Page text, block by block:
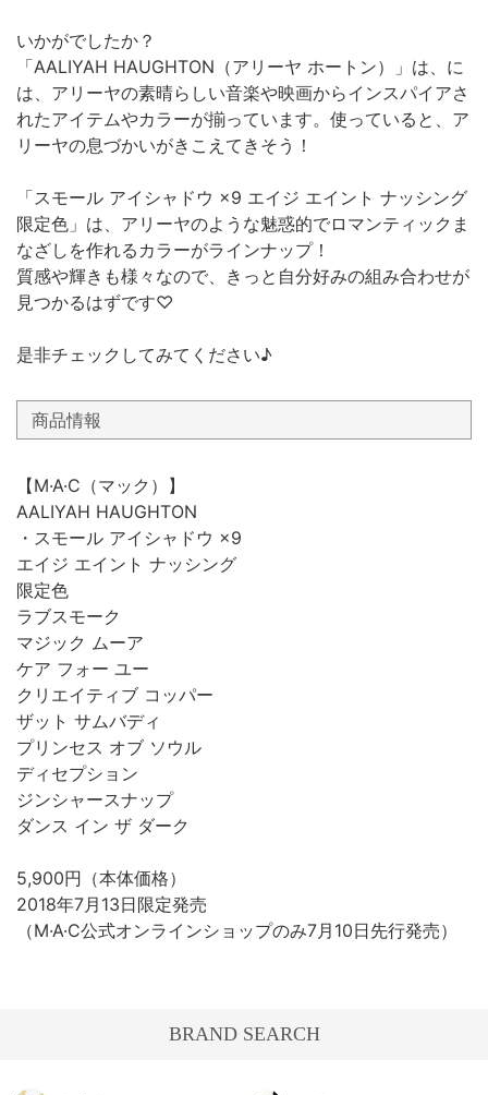
いかがでしたか？
「AALIYAH HAUGHTON（アリーヤ ホートン）」は、に
は、アリーヤの素晴らしい音楽や映画からインスパイアさ
れたアイテムやカラーが揃っています。使っていると、ア
リーヤの息づかいがきこえてきそう！
「スモール アイシャドウ ×9 エイジ エイント ナッシング
限定色」は、アリーヤのような魅惑的でロマンティックま
なざしを作れるカラーがラインナップ！
質感や輝きも様々なので、きっと自分好みの組み合わせが
見つかるはずです♡
是非チェックしてみてください♪
商品情報
【M·A·C（マック）】
AALIYAH HAUGHTON
・スモール アイシャドウ ×9
エイジ エイント ナッシング
限定色
ラブスモーク
マジック ムーア
ケア フォー ユー
クリエイティブ コッパー
ザット サムバディ
プリンセス オブ ソウル
ディセプション
ジンシャースナップ
ダンス イン ザ ダーク
5,900円（本体価格）
2018年7月13日限定発売
（M·A·C公式オンラインショップのみ7月10日先行発売）
BRAND SEARCH